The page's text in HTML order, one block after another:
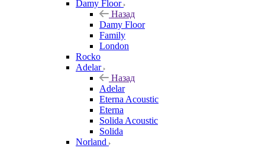
Damy Floor
Назад
Damy Floor
Family
London
Rocko
Adelar
Назад
Adelar
Eterna Acoustic
Eterna
Solida Acoustic
Solida
Norland